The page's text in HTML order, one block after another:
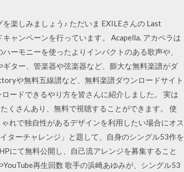
楽しみましょう♪ ただいま EXILEさんの Last
ャンペーンを行っています。 Acapella. アカペラは
ーモニーを使ったよりインパクトのある歌声や、
ター、管楽器や弦楽器など、膨大な無料楽譜がダ
や無料五線譜など、無料楽譜ダウンロードサイト
ードできるやり方を皆さんに紹介しました。 実は
くさんあり、無料で視聴することができます。 使
れで独自性があるデザインを利用したい場合にオス
ターチャレンジ」と題して、自身のシングル53作を
にて無料公開し、自己流アレンジを募集すること
再生回数 歌手の浜崎あゆみが、シングル53